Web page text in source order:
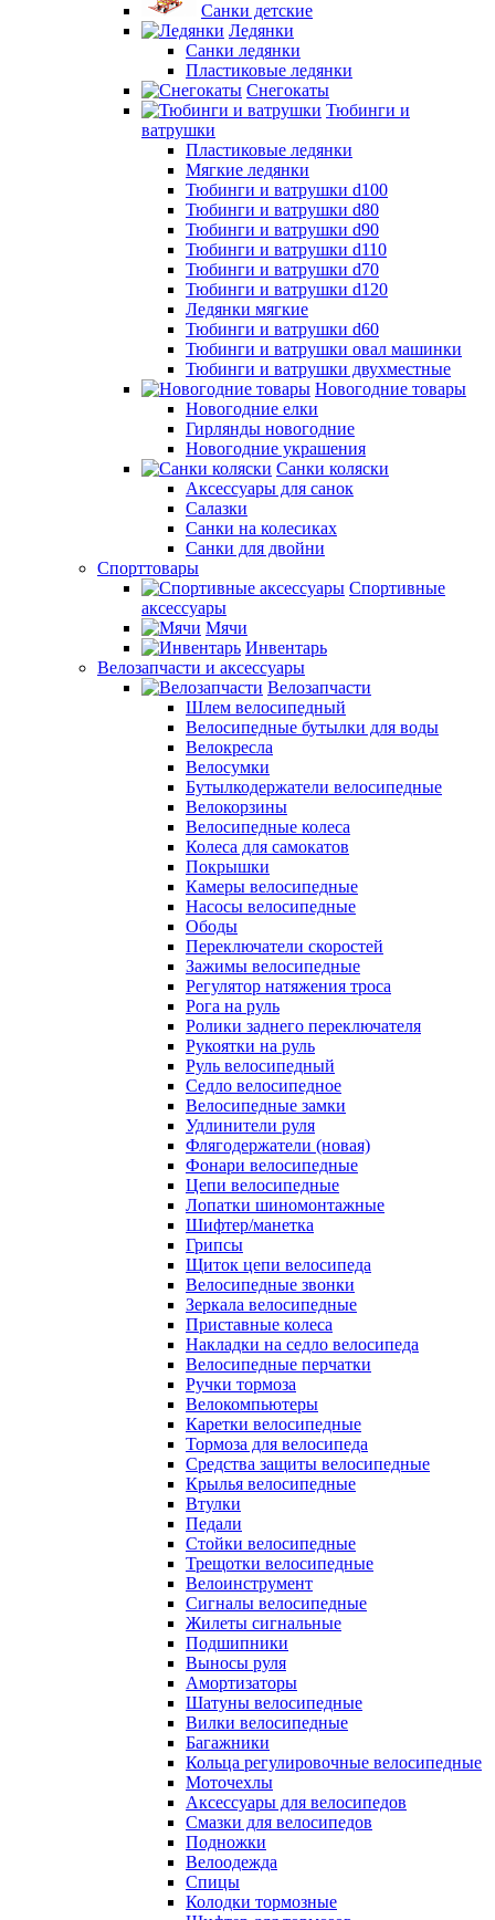
Санки детские
Ледянки
Санки ледянки
Пластиковые ледянки
Снегокаты
Тюбинги и
ватрушки
Пластиковые ледянки
Мягкие ледянки
Тюбинги и ватрушки d100
Тюбинги и ватрушки d80
Тюбинги и ватрушки d90
Тюбинги и ватрушки d110
Тюбинги и ватрушки d70
Тюбинги и ватрушки d120
Ледянки мягкие
Тюбинги и ватрушки d60
Тюбинги и ватрушки овал машинки
Тюбинги и ватрушки двухместные
Новогодние товары
Новогодние елки
Гирлянды новогодние
Новогодние украшения
Санки коляски
Аксессуары для санок
Салазки
Санки на колесиках
Санки для двойни
Спорттовары
Спортивные
аксессуары
Мячи
Инвентарь
Велозапчасти и аксессуары
Велозапчасти
Шлем велосипедный
Велосипедные бутылки для воды
Велокресла
Велосумки
Бутылкодержатели велосипедные
Велокорзины
Велосипедные колеса
Колеса для самокатов
Покрышки
Камеры велосипедные
Насосы велосипедные
Ободы
Переключатели скоростей
Зажимы велосипедные
Регулятор натяжения троса
Рога на руль
Ролики заднего переключателя
Рукоятки на руль
Руль велосипедный
Седло велосипедное
Велосипедные замки
Удлинители руля
Флягодержатели (новая)
Фонари велосипедные
Цепи велосипедные
Лопатки шиномонтажные
Шифтер/манетка
Грипсы
Щиток цепи велосипеда
Велосипедные звонки
Зеркала велосипедные
Приставные колеса
Накладки на седло велосипеда
Велосипедные перчатки
Ручки тормоза
Велокомпьютеры
Каретки велосипедные
Тормоза для велосипеда
Средства защиты велосипедные
Крылья велосипедные
Втулки
Педали
Стойки велосипедные
Трещотки велосипедные
Велоинструмент
Сигналы велосипедные
Жилеты сигнальные
Подшипники
Выносы руля
Амортизаторы
Шатуны велосипедные
Вилки велосипедные
Багажники
Кольца регулировочные велосипедные
Моточехлы
Аксессуары для велосипедов
Смазки для велосипедов
Подножки
Велоодежда
Спицы
Колодки тормозные